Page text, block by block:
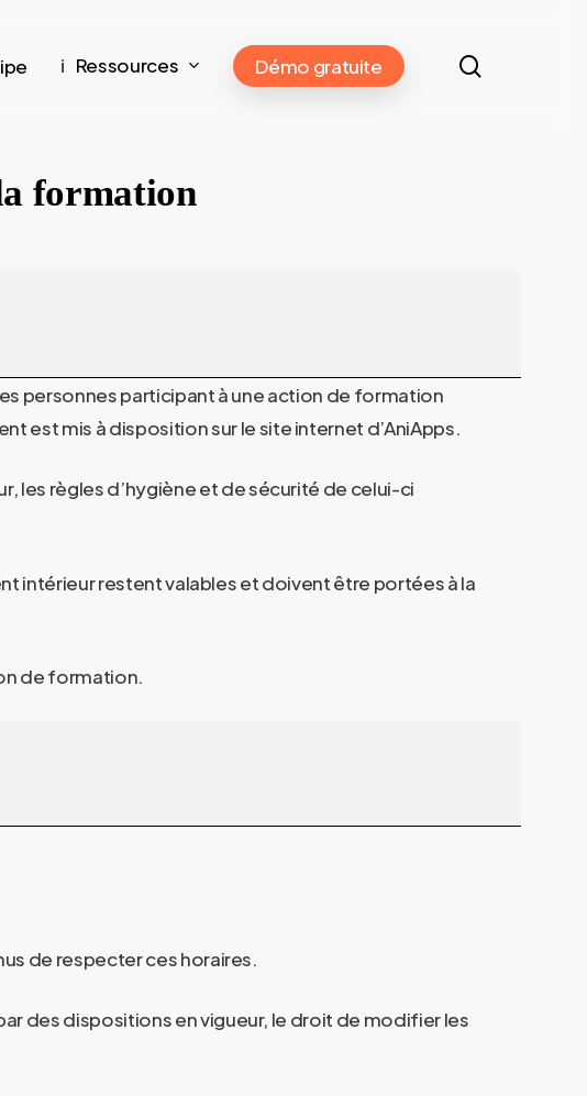
ℹ️ Ressources Démo gratuite
formation
personnes participant à une action de formation
est mis à disposition sur le site internet d’AniApps.
les règles d’hygiène et de sécurité de celui-ci
intérieur restent valables et doivent être portées à la
de formation.
de respecter ces horaires.
des dispositions en vigueur, le droit de modifier les